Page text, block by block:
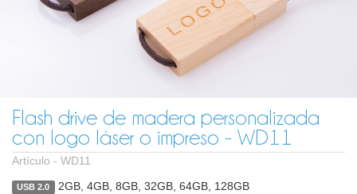
Flash drive de madera personalizada
con logo láser o impreso - WD11
Artículo - WD11
USB 2.0 2GB, 4GB, 8GB, 32GB, 64GB, 128GB